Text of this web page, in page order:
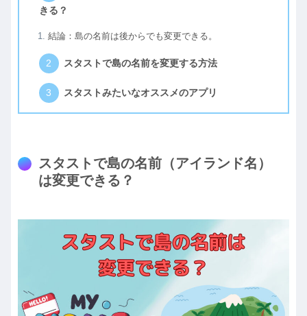
きる？
結論：島の名前は後からでも変更できる。
スタストで島の名前を変更する方法
スタストみたいなオススメのアプリ
スタストで島の名前（アイランド名）
は変更できる？